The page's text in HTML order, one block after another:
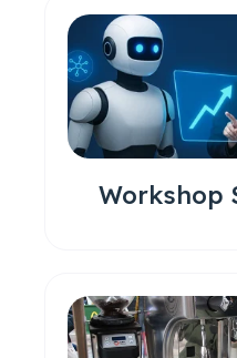
Workshop